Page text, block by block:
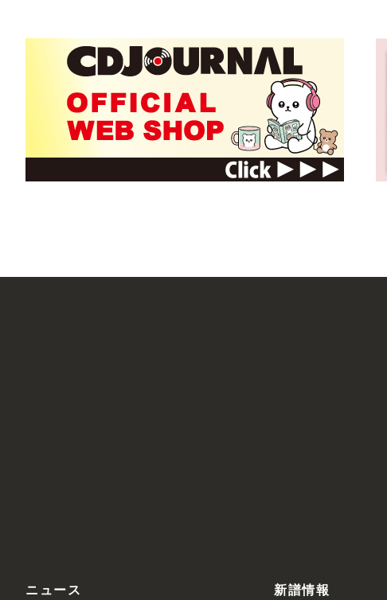
ニュース 新譜情報